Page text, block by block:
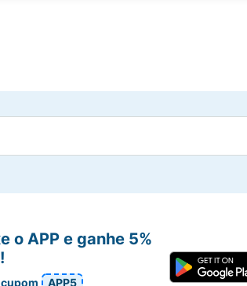
o APP e ganhe 5%
cupom
APP5